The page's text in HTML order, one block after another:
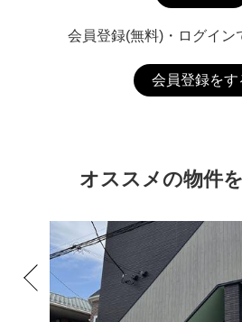
会員登録(無料)・ログイン
会員登録をす
オススメの物件